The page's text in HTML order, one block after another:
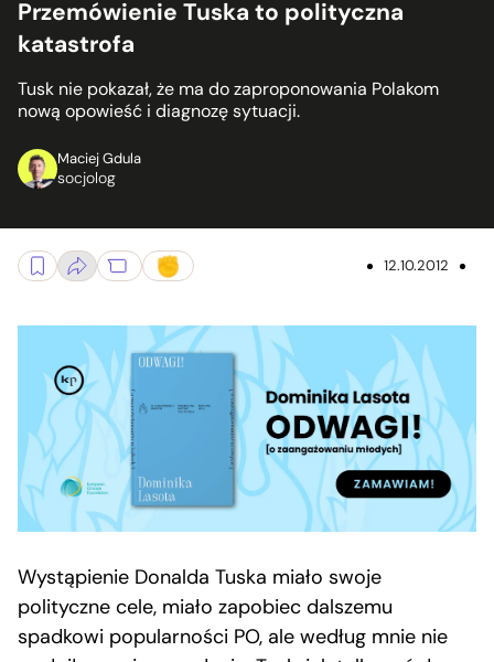
Przemówienie Tuska to polityczna
katastrofa
Tusk nie pokazał, że ma do zaproponowania Polakom
nową opowieść i diagnozę sytuacji.
Maciej Gdula
socjolog
12.10.2012
Wystąpienie Donalda Tuska miało swoje
polityczne cele, miało zapobiec dalszemu
spadkowi popularności PO, ale według mnie nie